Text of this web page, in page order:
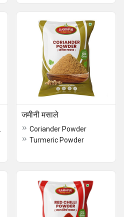
जमीनी मसाले
Coriander Powder
Turmeric Powder